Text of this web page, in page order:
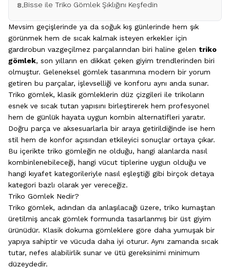
8.Bisse ile Triko Gömlek Şıklığını Keşfedin
Mevsim geçişlerinde ya da soğuk kış günlerinde hem şık
görünmek hem de sıcak kalmak isteyen erkekler için
gardırobun vazgeçilmez parçalarından biri haline gelen triko
gömlek, son yılların en dikkat çeken giyim trendlerinden biri
olmuştur. Geleneksel gömlek tasarımına modern bir yorum
getiren bu parçalar, işlevselliği ve konforu aynı anda sunar.
Triko gömlek, klasik gömleklerin düz çizgileri ile trikoların
esnek ve sıcak tutan yapısını birleştirerek hem profesyonel
hem de günlük hayata uygun kombin alternatifleri yaratır.
Doğru parça ve aksesuarlarla bir araya getirildiğinde ise hem
stil hem de konfor açısından etkileyici sonuçlar ortaya çıkar.
Bu içerikte triko gömleğin ne olduğu, hangi alanlarda nasıl
kombinlenebileceği, hangi vücut tiplerine uygun olduğu ve
hangi kıyafet kategorileriyle nasıl eşleştiği gibi birçok detaya
kategori bazlı olarak yer vereceğiz.
Triko Gömlek Nedir?
Triko gömlek, adından da anlaşılacağı üzere, triko kumaştan
üretilmiş ancak gömlek formunda tasarlanmış bir üst giyim
ürünüdür. Klasik dokuma gömleklere göre daha yumuşak bir
yapıya sahiptir ve vücuda daha iyi oturur. Aynı zamanda sıcak
tutar, nefes alabilirlik sunar ve ütü gereksinimi minimum
düzeydedir.